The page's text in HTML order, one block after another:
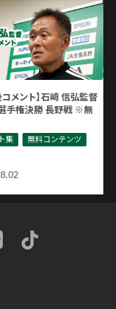
コメント】石﨑 信弘監督
手権決勝 長野戦 ※無
集
無料コンテンツ